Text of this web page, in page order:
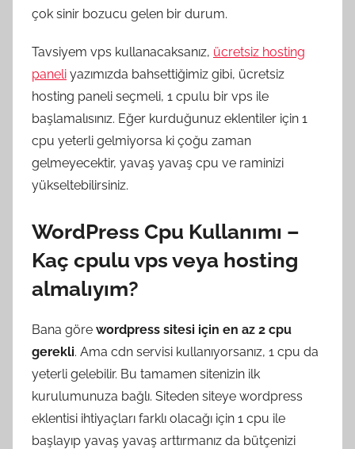
çok sinir bozucu gelen bir durum.
Tavsiyem vps kullanacaksanız, ücretsiz hosting
paneli yazımızda bahsettiğimiz gibi, ücretsiz
hosting paneli seçmeli, 1 cpulu bir vps ile
başlamalısınız. Eğer kurduğunuz eklentiler için 1
cpu yeterli gelmiyorsa ki çoğu zaman
gelmeyecektir, yavaş yavaş cpu ve raminizi
yükseltebilirsiniz.
WordPress Cpu Kullanımı –
Kaç cpulu vps veya hosting
almalıyım?
Bana göre wordpress sitesi için en az 2 cpu
gerekli. Ama cdn servisi kullanıyorsanız, 1 cpu da
yeterli gelebilir. Bu tamamen sitenizin ilk
kurulumunuza bağlı. Siteden siteye wordpress
eklentisi ihtiyaçları farklı olacağı için 1 cpu ile
başlayıp yavaş yavaş arttırmanız da bütçenizi